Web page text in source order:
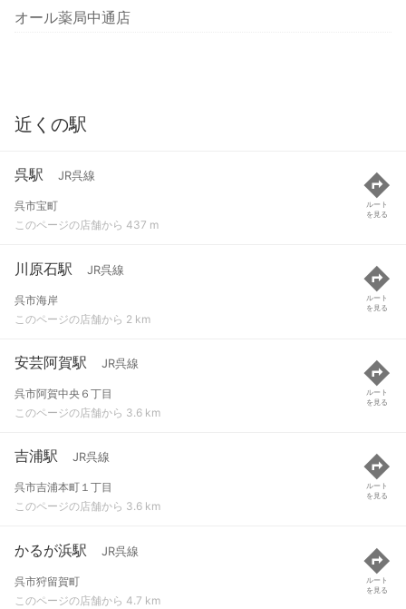
オール薬局中通店
近くの駅
呉駅 JR呉線
呉市宝町
このページの店舗から 437 m
ルート
を見る
川原石駅 JR呉線
呉市海岸
このページの店舗から 2 km
ルート
を見る
安芸阿賀駅 JR呉線
呉市阿賀中央６丁目
このページの店舗から 3.6 km
ルート
を見る
吉浦駅 JR呉線
呉市吉浦本町１丁目
このページの店舗から 3.6 km
ルート
を見る
かるが浜駅 JR呉線
呉市狩留賀町
このページの店舗から 4.7 km
ルート
を見る